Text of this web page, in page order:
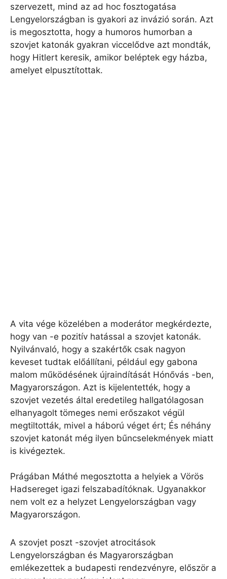
szervezett, mind az ad hoc fosztogatása
Lengyelországban is gyakori az invázió során. Azt
is megosztotta, hogy a humoros humorban a
szovjet katonák gyakran viccelődve azt mondták,
hogy Hitlert keresik, amikor beléptek egy házba,
amelyet elpusztítottak.
A vita vége közelében a moderátor megkérdezte,
hogy van -e pozitív hatással a szovjet katonák.
Nyilvánvaló, hogy a szakértők csak nagyon
keveset tudtak előállítani, például egy gabona
malom működésének újraindítását Hónővás -ben,
Magyarországon. Azt is kijelentették, hogy a
szovjet vezetés által eredetileg hallgatólagosan
elhanyagolt tömeges nemi erőszakot végül
megtiltották, mivel a háború véget ért; És néhány
szovjet katonát még ilyen bűncselekmények miatt
is kivégeztek.
Prágában Máthé megosztotta a helyiek a Vörös
Hadsereget igazi felszabadítóknak. Ugyanakkor
nem volt ez a helyzet Lengyelországban vagy
Magyarországon.
A szovjet poszt -szovjet atrocitások
Lengyelországban és Magyarországban
emlékezettek a budapesti rendezvényre, először a